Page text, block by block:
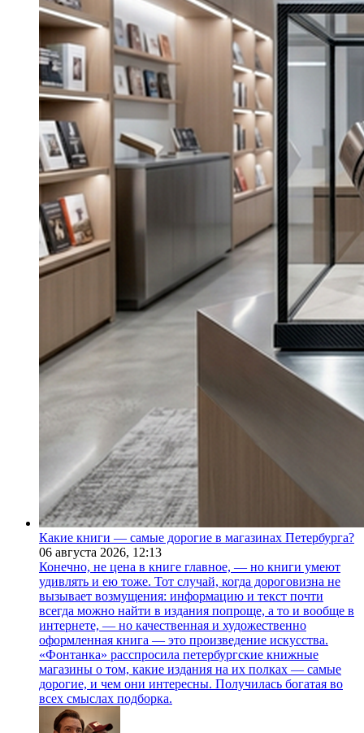
Какие книги — самые дорогие в магазинах Петербурга?
06 августа 2026, 12:13
Конечно, не цена в книге главное, — но книги умеют
удивлять и ею тоже. Тот случай, когда дороговизна не
вызывает возмущения: информацию и текст почти
всегда можно найти в издания попроще, а то и вообще в
интернете, — но качественная и художественно
оформленная книга — это произведение искусства.
«Фонтанка» расспросила петербургские книжные
магазины о том, какие издания на их полках — самые
дорогие, и чем они интересны. Получилась богатая во
всех смыслах подборка.